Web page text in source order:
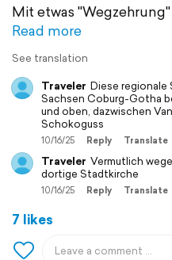
Mit etwas
Read more
See translation
Traveler Diese regionale
Sachsen Coburg-Gotha
und oben, dazwischen
Schokoguss
10/16/25 Reply Translate
Traveler Vermutlich
dortige Stadtkirche
10/16/25 Reply Translate
7 likes